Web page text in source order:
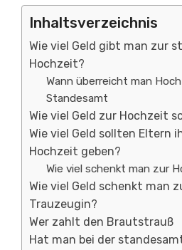
Inhaltsverzeichnis
Wie viel Geld gibt man zur
Hochzeit?
Wann überreicht man
Standesamt
Wie viel Geld zur Hochzeit
Wie viel Geld sollten Eltern
Hochzeit geben?
Wie viel schenkt man zur
Wie viel Geld schenkt man
Trauzeugin?
Wer zahlt den Brautstrauß
Hat man bei der